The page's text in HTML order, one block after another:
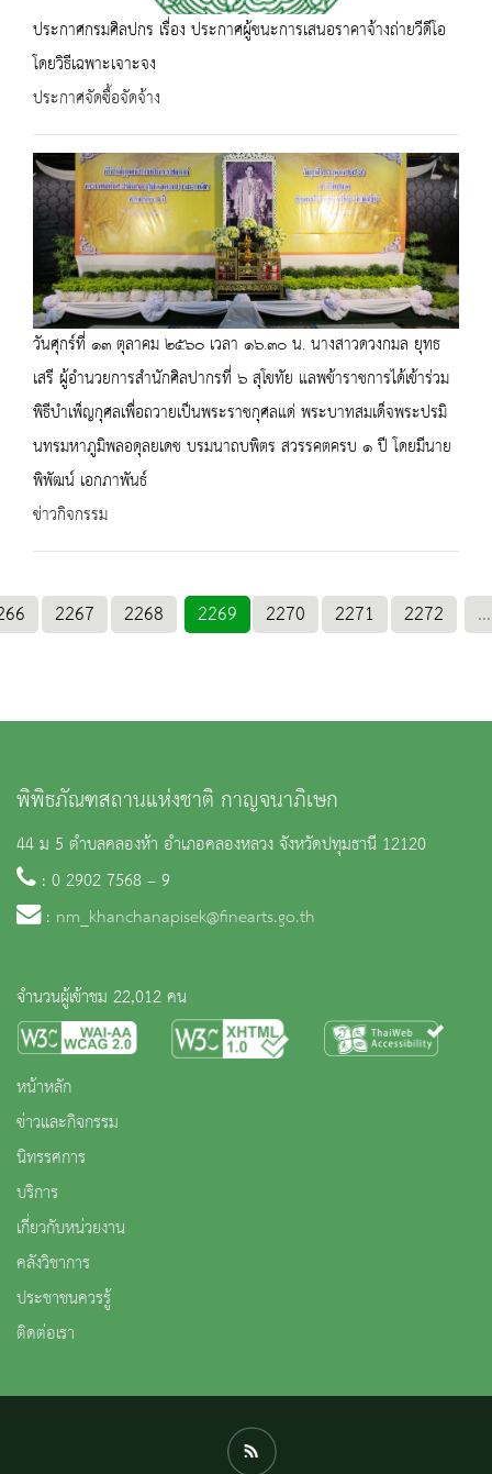
ประกาศกรมศิลปกร เรื่อง ประกาศผู้ชนะการเสนอราคาจ้างถ่ายวีดีโอ
โดยวิธีเฉพาะเจาะจง
ประกาศจัดซื้อจัดจ้าง
วันศุกร์ที่ ๑๓ ตุลาคม ๒๕๖๐ เวลา ๑๖.๓๐ น. นางสาวดวงกมล ยุทธ
เสรี ผู้อำนวยการสำนักศิลปากรที่ ๖ สุโขทัย แลพข้าราชการได้เข้าร่วม
พิธีบำเพ็ญกุศลเพื่อถวายเป็นพระราชกุศลแด่ พระบาทสมเด็จพระปรมิ
นทรมหาภูมิพลอดุลยเดช บรมนาถบพิตร สวรรคตครบ ๑ ปี โดยมีนาย
พิพัฒน์ เอกภาพันธ์
ข่าวกิจกรรม
2267 2268 2269 2270 2271 2272 ...
พิพิธภัณฑสถานแห่งชาติ กาญจนาภิเษก
44 ม 5 ตำบลคลองห้า อำเภอคลองหลวง จังหวัดปทุมธานี 12120
: 0 2902 7568 – 9
: nm_khanchanapisek@finearts.go.th
จำนวนผู้เข้าชม 22,012 คน
หน้าหลัก
ข่าวและกิจกรรม
นิทรรศการ
บริการ
เกี่ยวกับหน่วยงาน
คลังวิชาการ
ประชาชนควรรู้
ติดต่อเรา